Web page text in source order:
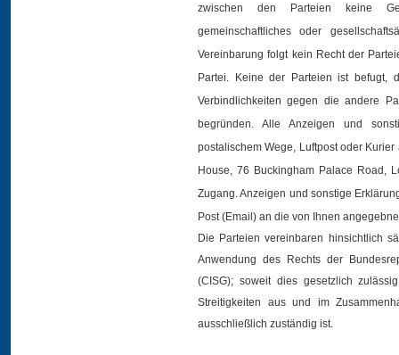
zwischen den Parteien keine
gemeinschaftliches oder
Vereinbarung folgt kein Recht der
Partei. Keine der Parteien ist befugt,
Verbindlichkeiten gegen die andere
begründen. Alle Anzeigen und
postalischem Wege, Luftpost oder
House, 76 Buckingham Palace Road,
Zugang. Anzeigen und sonstige
Post (Email) an die von Ihnen
Die Parteien vereinbaren hinsichtlich
Anwendung des Rechts der
(CISG); soweit dies gesetzlich
Streitigkeiten aus und im
ausschließlich zuständig ist.